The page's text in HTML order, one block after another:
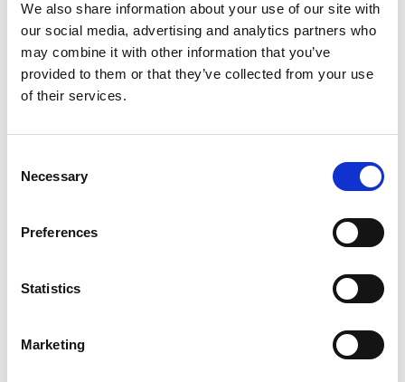
We also share information about your use of our site with
our social media, advertising and analytics partners who
may combine it with other information that you’ve
provided to them or that they’ve collected from your use
of their services.
Selection
Necessary
Preferences
Statistics
Marketing
Productspecificaties
EAN
Merk: